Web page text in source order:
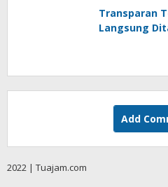
Transparan
Langsung
Add
2022 | Tuajam.com